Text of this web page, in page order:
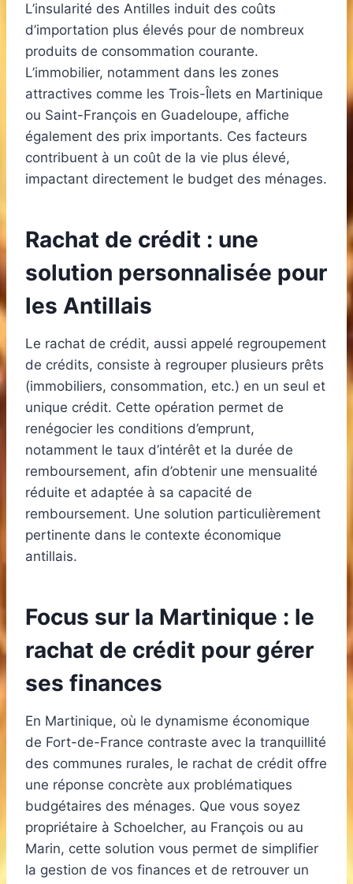
L’insularité des Antilles induit des coûts
d’importation plus élevés pour de nombreux
produits de consommation courante.
L’immobilier, notamment dans les zones
attractives comme les Trois-Îlets en Martinique
ou Saint-François en Guadeloupe, affiche
également des prix importants. Ces facteurs
contribuent à un coût de la vie plus élevé,
impactant directement le budget des ménages.
Rachat de crédit : une
solution personnalisée pour
les Antillais
Le rachat de crédit, aussi appelé regroupement
de crédits, consiste à regrouper plusieurs prêts
(immobiliers, consommation, etc.) en un seul et
unique crédit. Cette opération permet de
renégocier les conditions d’emprunt,
notamment le taux d’intérêt et la durée de
remboursement, afin d’obtenir une mensualité
réduite et adaptée à sa capacité de
remboursement. Une solution particulièrement
pertinente dans le contexte économique
antillais.
Focus sur la Martinique : le
rachat de crédit pour gérer
ses finances
En Martinique, où le dynamisme économique
de Fort-de-France contraste avec la tranquillité
des communes rurales, le rachat de crédit offre
une réponse concrète aux problématiques
budgétaires des ménages. Que vous soyez
propriétaire à Schoelcher, au François ou au
Marin, cette solution vous permet de simplifier
la gestion de vos finances et de retrouver un